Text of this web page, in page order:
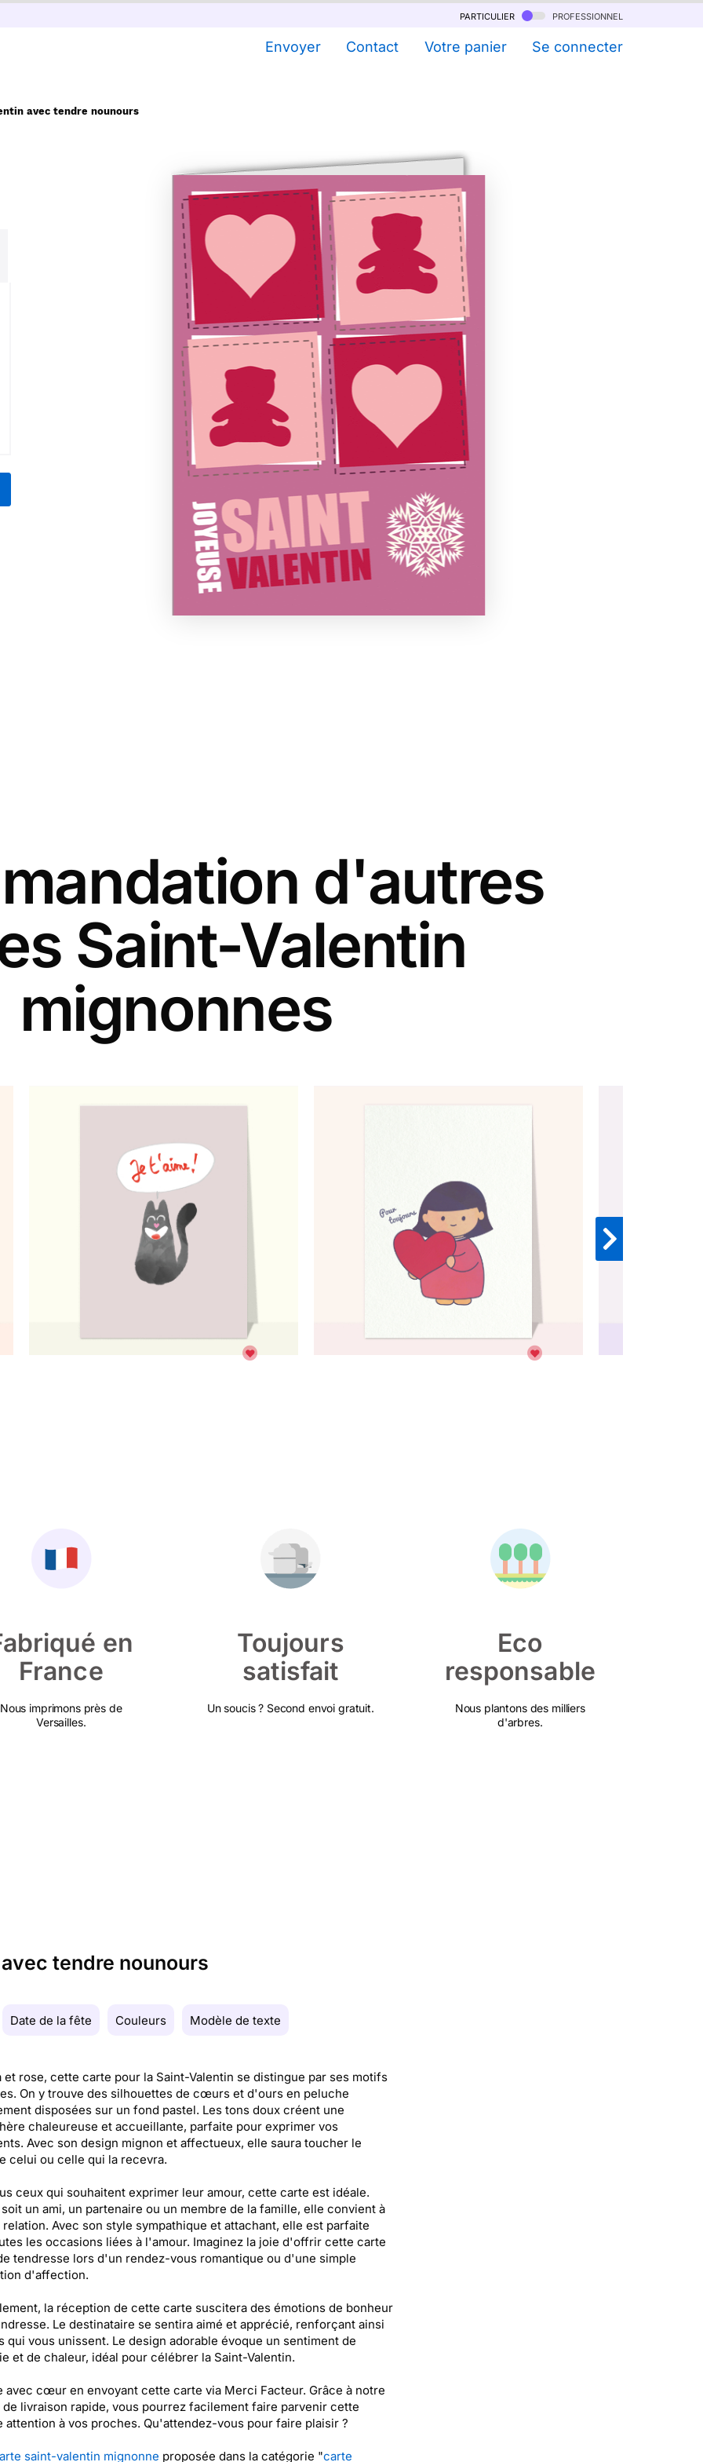
particulier professionnel
Envoyer Contact Votre panier Se connecter
avec tendre nounours
d'autres
Saint-Valentin
mignonnes
en
France
Nous imprimons près de
Versailles.
Toujours
satisfait
Un soucis ? Second envoi gratuit.
Eco
responsable
Nous plantons des milliers
d'arbres.
tendre nounours
Date de la fête Couleurs Modèle de texte
et rose, cette carte pour la Saint-Valentin se distingue par ses motifs
On y trouve des silhouettes de cœurs et d'ours en peluche
disposées sur un fond pastel. Les tons doux créent une
chaleureuse et accueillante, parfaite pour exprimer vos
Avec son design mignon et affectueux, elle saura toucher le
celui ou celle qui la recevra.
ceux qui souhaitent exprimer leur amour, cette carte est idéale.
un ami, un partenaire ou un membre de la famille, elle convient à
Avec son style sympathique et attachant, elle est parfaite
les occasions liées à l'amour. Imaginez la joie d'offrir cette carte
tendresse lors d'un rendez-vous romantique ou d'une simple
d'affection.
la réception de cette carte suscitera des émotions de bonheur
Le destinataire se sentira aimé et apprécié, renforçant ainsi
qui vous unissent. Le design adorable évoque un sentiment de
et de chaleur, idéal pour célébrer la Saint-Valentin.
avec cœur en envoyant cette carte via Merci Facteur. Grâce à notre
livraison rapide, vous pourrez facilement faire parvenir cette
attention à vos proches. Qu'attendez-vous pour faire plaisir ?
saint-valentin mignonne proposée dans la catégorie "carte